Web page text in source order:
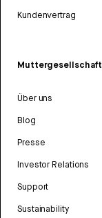
Kundenvertrag
Muttergesellschaft
Über uns
Blog
Presse
Investor Relations
Support
Sustainability